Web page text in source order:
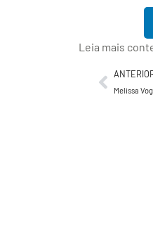
Leia mais